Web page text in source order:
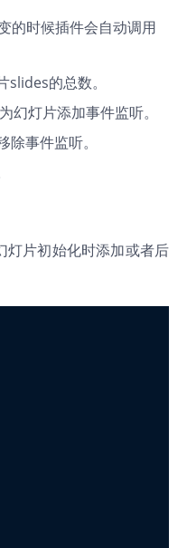
的时候插件会自动调用
slides的总数。
为幻灯片添加事件监听。
除事件监听。
灯片初始化时添加或者后